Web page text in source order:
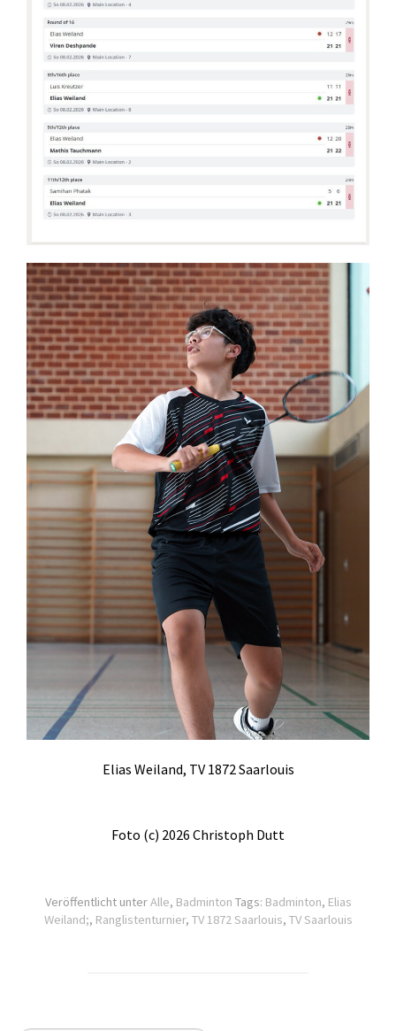
Mitgliedschaft
Kontakt
Datenschutzerklärung
Impressum
Impressum
Datenschutzerklärung
Elias Weiland, TV 1872 Saarlouis
Foto (c) 2026 Christoph Dutt
Veröffentlicht unterAlle, Badminton Tags: Badminton, Elias
Weiland;, Ranglistenturnier, TV 1872 Saarlouis, TV Saarlouis